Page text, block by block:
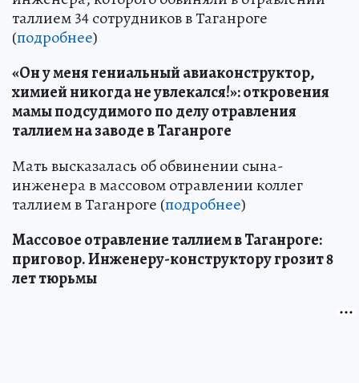
таллием 34 сотрудников в Таганроге
(подробнее)
«Он у меня гениальный авиаконструктор,
химией никогда не увлекался!»: откровения
мамы подсудимого по делу отравления
таллием на заводе в Таганроге
Мать высказалась об обвинении сына-
инженера в массовом отравлении коллег
таллием в Таганроге (подробнее)
Массовое отравление таллием в Таганроге:
приговор. Инженеру-конструктору грозит 8
лет тюрьмы